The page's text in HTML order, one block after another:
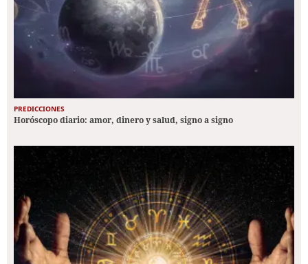
PREDICCIONES
Horóscopo diario: amor, dinero y salud, signo a signo